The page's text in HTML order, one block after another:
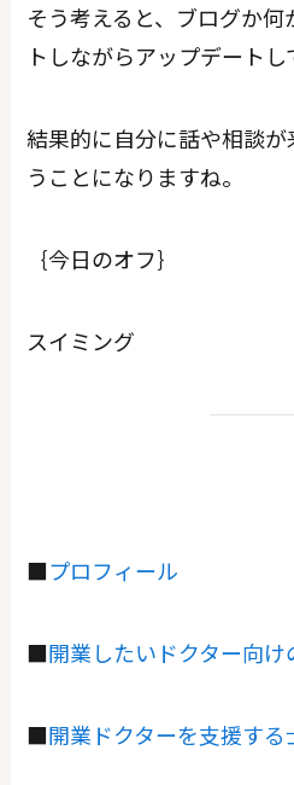
そう考えると、ブログか
トしながらアップデートし
結果的に自分に話や相談
うことになりますね。
｛今日のオフ｝
スイミング
■プロフィール
■開業したいドクター向
■開業ドクターを支援す